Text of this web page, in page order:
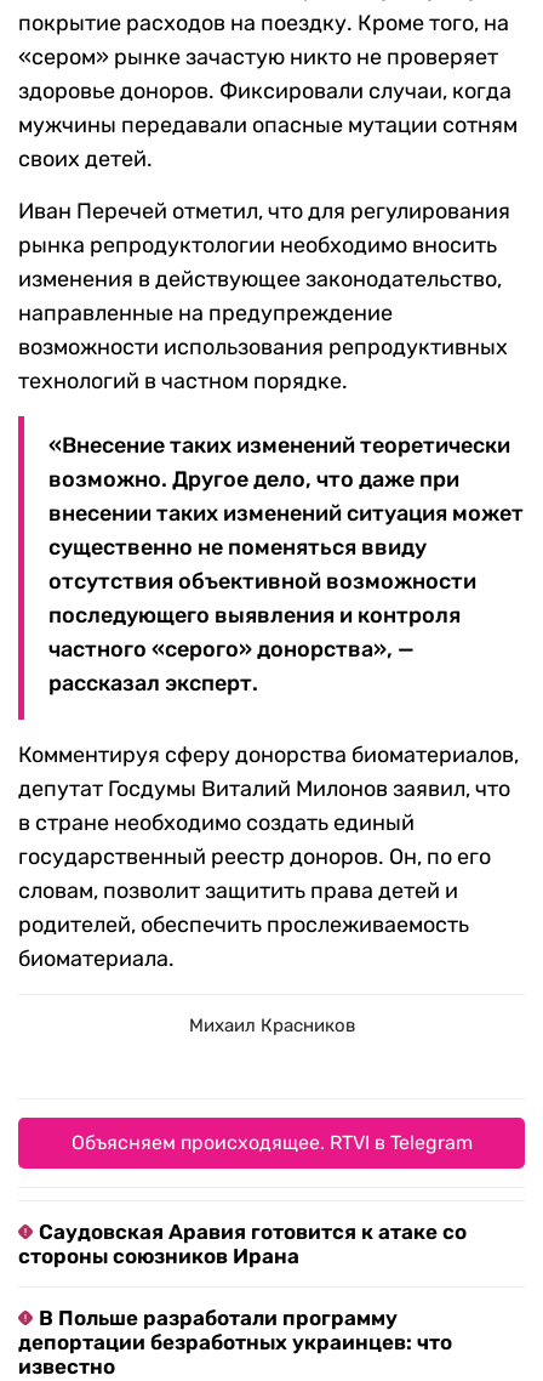
покрытие расходов на поездку. Кроме того, на
«сером» рынке зачастую никто не проверяет
здоровье доноров. Фиксировали случаи, когда
мужчины передавали опасные мутации сотням
своих детей.
Иван Перечей отметил, что для регулирования
рынка репродуктологии необходимо вносить
изменения в действующее законодательство,
направленные на предупреждение
возможности использования репродуктивных
технологий в частном порядке.
«Внесение таких изменений теоретически
возможно. Другое дело, что даже при
внесении таких изменений ситуация может
существенно не поменяться ввиду
отсутствия объективной возможности
последующего выявления и контроля
частного «серого» донорства», —
рассказал эксперт.
Комментируя сферу донорства биоматериалов,
депутат Госдумы Виталий Милонов заявил, что
в стране необходимо создать единый
государственный реестр доноров. Он, по его
словам, позволит защитить права детей и
родителей, обеспечить прослеживаемость
биоматериала.
Михаил Красников
Объясняем происходящее. RTVI в Telegram
Саудовская Аравия готовится к атаке со
стороны союзников Ирана
В Польше разработали программу
депортации безработных украинцев: что
известно